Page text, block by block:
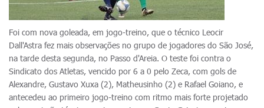
Foi com nova goleada, em jogo-treino, que o técnico Leocir
Dall'Astra fez mais observações no grupo de jogadores do São José,
na tarde desta segunda, no Passo d'Areia. O teste foi contra o
Sindicato dos Atletas, vencido por 6 a 0 pelo Zeca, com gols de
Alexandre, Gustavo Xuxa (2), Matheusinho (2) e Rafael Goiano, e
antecedeu ao primeiro jogo-treino com ritmo mais forte projetado